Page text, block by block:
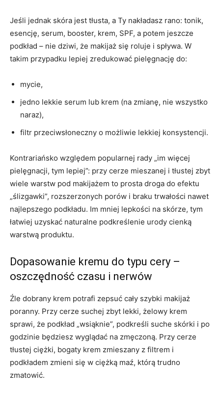
Jeśli jednak skóra jest tłusta, a Ty nakładasz rano: tonik,
esencję, serum, booster, krem, SPF, a potem jeszcze
podkład – nie dziwi, że makijaż się roluje i spływa. W
takim przypadku lepiej zredukować pielęgnację do:
mycie,
jedno lekkie serum lub krem (na zmianę, nie wszystko
naraz),
filtr przeciwsłoneczny o możliwie lekkiej konsystencji.
Kontrariańsko względem popularnej rady „im więcej
pielęgnacji, tym lepiej”: przy cerze mieszanej i tłustej zbyt
wiele warstw pod makijażem to prosta droga do efektu
„ślizgawki”, rozszerzonych porów i braku trwałości nawet
najlepszego podkładu. Im mniej lepkości na skórze, tym
łatwiej uzyskać naturalne podkreślenie urody cienką
warstwą produktu.
Dopasowanie kremu do typu cery –
oszczędność czasu i nerwów
Źle dobrany krem potrafi zepsuć cały szybki makijaż
poranny. Przy cerze suchej zbyt lekki, żelowy krem
sprawi, że podkład „wsiąknie”, podkreśli suche skórki i po
godzinie będziesz wyglądać na zmęczoną. Przy cerze
tłustej ciężki, bogaty krem zmieszany z filtrem i
podkładem zmieni się w ciężką maź, którą trudno
zmatowić.